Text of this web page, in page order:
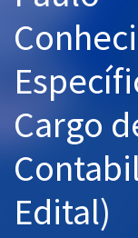
Mentorias
Questões grátis
Aprovados
Atendimento
Cargo
Edital)